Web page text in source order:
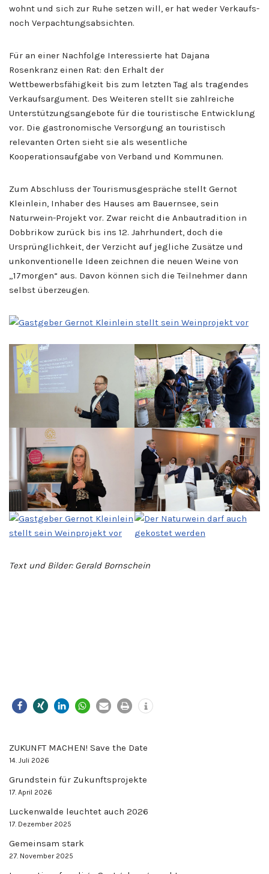
wohnt und sich zur Ruhe setzen will, er hat weder Verkaufs-
noch Verpachtungsabsichten.
Für an einer Nachfolge Interessierte hat Dajana
Rosenkranz einen Rat: den Erhalt der
Wettbewerbsfähigkeit bis zum letzten Tag als tragendes
Verkaufsargument. Des Weiteren stellt sie zahlreiche
Unterstützungsangebote für die touristische Entwicklung
vor. Die gastronomische Versorgung an touristisch
relevanten Orten sieht sie als wesentliche
Kooperationsaufgabe von Verband und Kommunen.
Zum Abschluss der Tourismusgespräche stellt Gernot
Kleinlein, Inhaber des Hauses am Bauernsee, sein
Naturwein-Projekt vor. Zwar reicht die Anbautradition in
Dobbrikow zurück bis ins 12. Jahrhundert, doch die
Ursprünglichkeit, der Verzicht auf jegliche Zusätze und
unkonventionelle Ideen zeichnen die neuen Weine von
„17morgen“ aus. Davon können sich die Teilnehmer dann
selbst überzeugen.
Text und Bilder: Gerald Bornschein
ZUKUNFT MACHEN! Save the Date
14. Juli 2026
Grundstein für Zukunftsprojekte
17. April 2026
Luckenwalde leuchtet auch 2026
17. Dezember 2025
Gemeinsam stark
27. November 2025